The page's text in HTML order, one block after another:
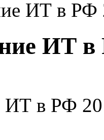
ИТ в РФ
ИТ в
ИТ в РФ